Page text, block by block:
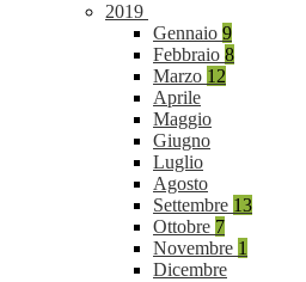
2019
Gennaio 9
Febbraio 8
Marzo 12
Aprile
Maggio
Giugno
Luglio
Agosto
Settembre 13
Ottobre 7
Novembre 1
Dicembre